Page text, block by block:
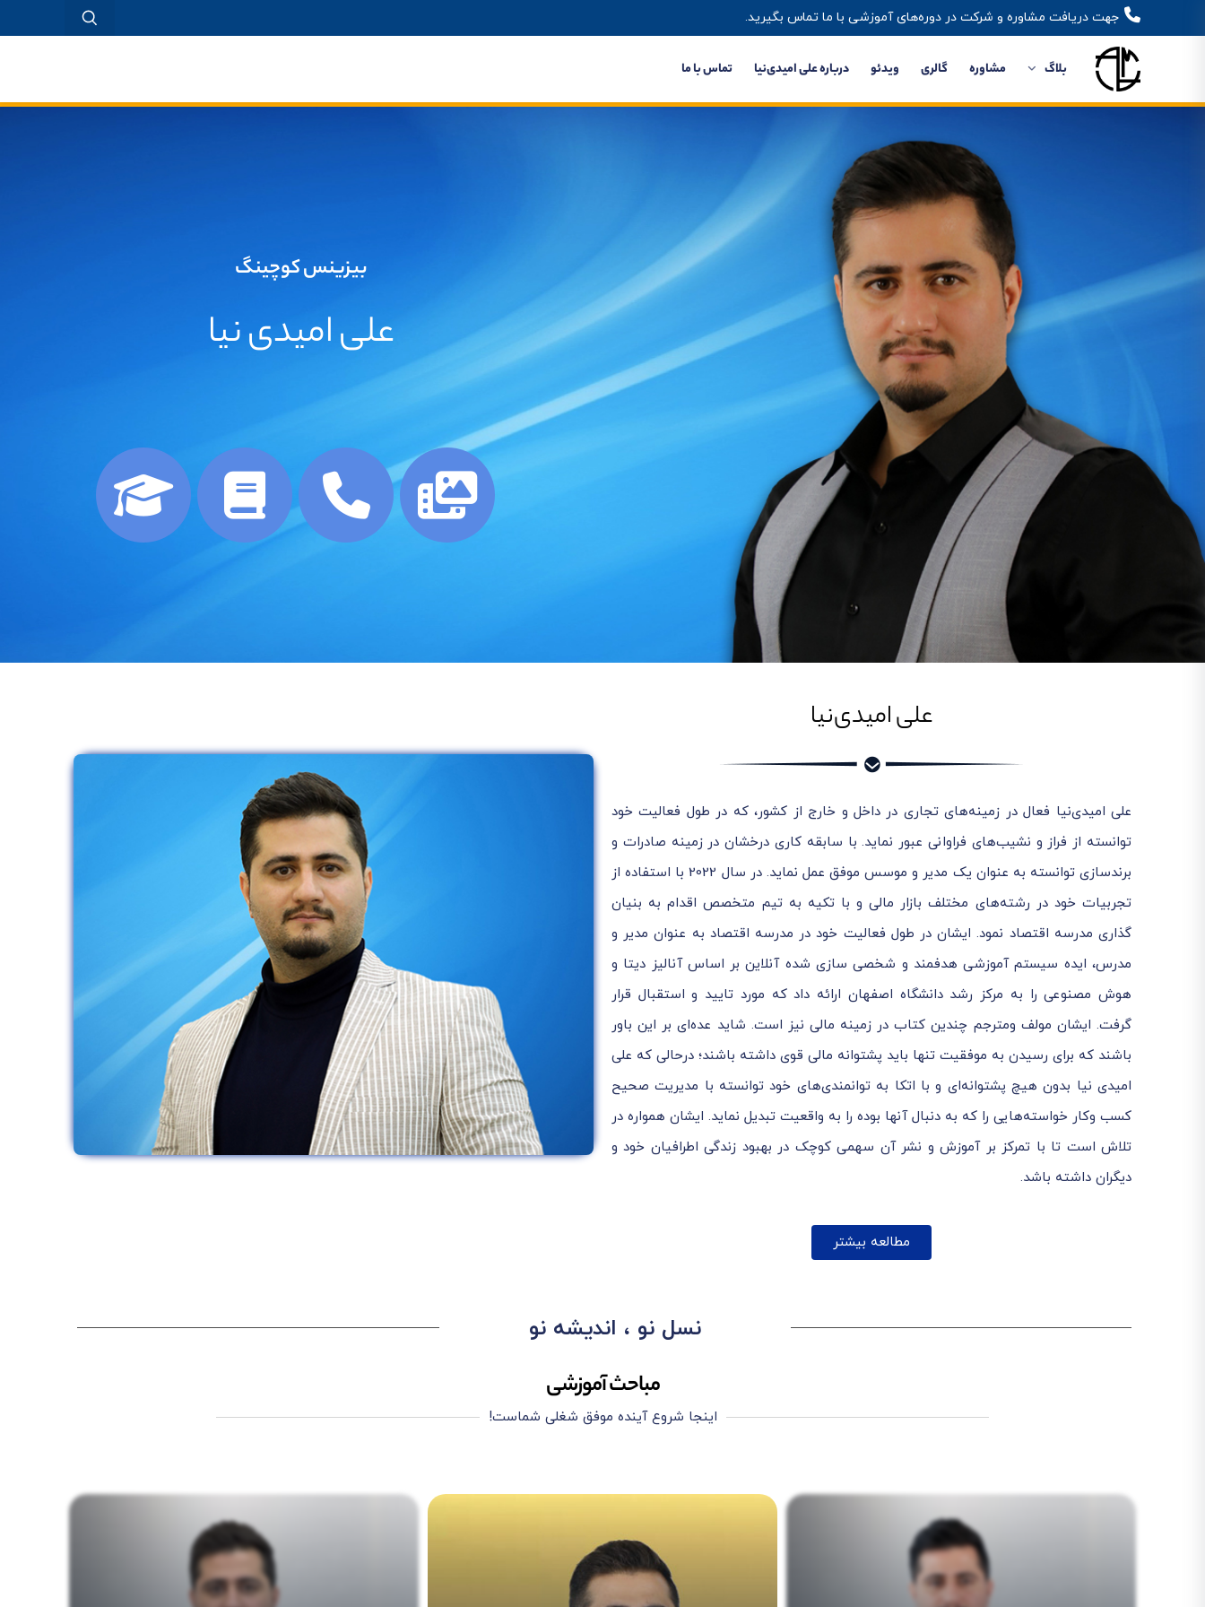
جهت دریافت مشاوره و شرکت در دوره‌های آموزشی با ما تماس بگیرید.
بلاگ مشاوره گالری ویدئو درباره علی امیدی‌نیا تماس با ما
بیزینس کوچینگ
علی امیدی نیا
علی امیدی‌نیا
علی امیدی‌نیا فعال در زمینه‌های تجاری در داخل و خارج از کشور، که در طول فعالیت خود
توانسته از فراز و نشیب‌های فراوانی عبور نماید. با سابقه کاری درخشان در زمینه صادرات و
برندسازی توانسته به عنوان یک مدیر و موسس موفق عمل نماید. در سال 2022 با استفاده از
تجربیات خود در رشته‌های مختلف بازار مالی و با تکیه به تیم متخصص اقدام به بنیان
گذاری مدرسه اقتصاد نمود. ایشان در طول فعالیت خود در مدرسه اقتصاد به عنوان مدیر و
مدرس، ایده سیستم آموزشی هدفمند و شخصی سازی شده آنلاین بر اساس آنالیز دیتا و
هوش مصنوعی را به مرکز رشد دانشگاه اصفهان ارائه داد که مورد تایید و استقبال قرار
گرفت. ایشان مولف ومترجم چندین کتاب در زمینه مالی نیز است. شاید عده‌ای بر این باور
باشند که برای رسیدن به موفقیت تنها باید پشتوانه مالی قوی داشته باشند؛ درحالی که علی
امیدی نیا بدون هیچ پشتوانه‌ای و با اتکا به توانمندی‌های خود توانسته با مدیریت صحیح
کسب وکار خواسته‌هایی را که به دنبال آنها بوده را به واقعیت تبدیل نماید. ایشان همواره در
تلاش است تا با تمرکز بر آموزش و نشر آن سهمی کوچک در بهبود زندگی اطرافیان خود و
دیگران داشته باشد.
مطالعه بیشتر
نسل نو ، اندیشه نو
مباحث آموزشی
اینجا شروع آینده موفق شغلی شماست!